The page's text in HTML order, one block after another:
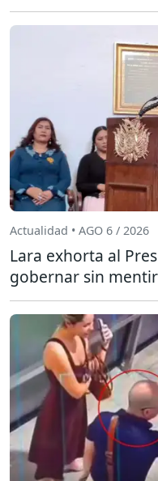
Actualidad • AGO 6 / 2026
Lara exhorta al
gobernar sin